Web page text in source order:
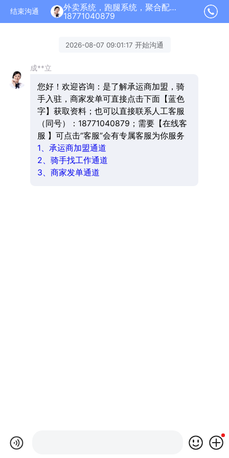
结束沟通
外卖系统，跑腿系统，聚合配送加盟正在为您服务
18771040879
2026-08-07 09:01:17 开始沟通
成**立
您好！欢迎咨询：是了解承运商加盟，骑
手入驻，商家发单可直接点击下面【蓝色
字】获取资料；也可以直接联系人工客服
（同号）：18771040879；需要【在线客
服 】可点击“客服”会有专属客服为你服务
1、承运商加盟通道
2、骑手找工作通道
3、商家发单通道